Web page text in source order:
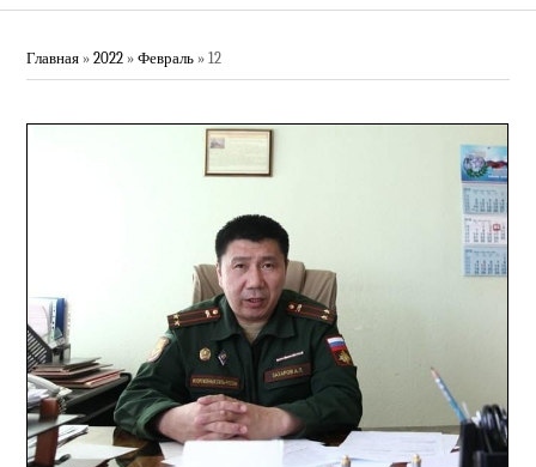
Главная »2022 » Февраль » 12